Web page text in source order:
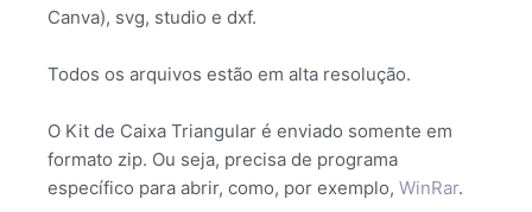
Canva), svg, studio e dxf.
Todos os arquivos estão em alta resolução.
O Kit de Caixa Triangular é enviado somente em
formato zip. Ou seja, precisa de programa
específico para abrir, como, por exemplo, WinRar.